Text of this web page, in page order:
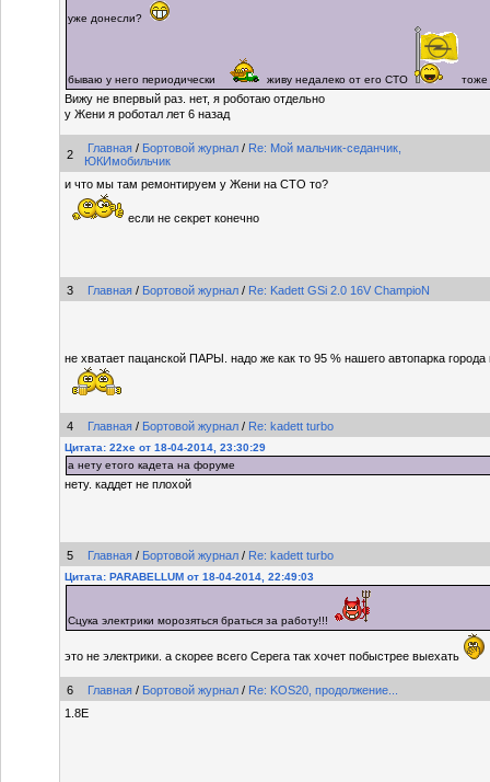
уже донесли?
бываю у него периодически живу недалеко от его СТО
Вижу не впервый раз. нет, я роботаю отдельно
у Жени я роботал лет 6 назад
2 Главная / Бортовой журнал / Re: Мой мальчик-седанчик,
ЮКИмобильчик
и что мы там ремонтируем у Жени на СТО то?
если не секрет конечно
3 Главная / Бортовой журнал / Re: Kadett GSi 2.0 16V ChampioN
не хватает пацанской ПАРЫ. надо же как то 95 % нашего автопарка
4 Главная / Бортовой журнал / Re: kadett turbo
Цитата: 22xe от 18-04-2014, 23:30:29
а нету етого кадета на форуме
нету. каддет не плохой
5 Главная / Бортовой журнал / Re: kadett turbo
Цитата: PARABELLUM от 18-04-2014, 22:49:03
Сцука электрики морозяться браться за работу!!!
это не электрики. а скорее всего Серега так хочет побыстрее выехать
6 Главная / Бортовой журнал / Re: KOS20, продолжение...
1.8Е